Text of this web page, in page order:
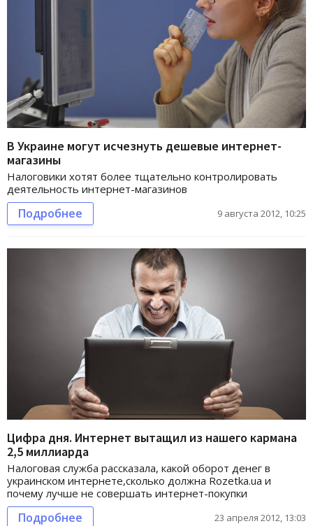
В Украине могут исчезнуть дешевые интернет-
магазины
Налоговики хотят более тщательно контролировать
деятельность интернет-магазинов
Подробнее 9 августа 2012, 10:25
Цифра дня. Интернет вытащил из нашего кармана
2,5 миллиарда
Налоговая служба рассказала, какой оборот денег в
украинском интернете,сколько должна Rozetka.ua и
почему лучше не совершать интернет-покупки
Подробнее 23 апреля 2012, 13:03